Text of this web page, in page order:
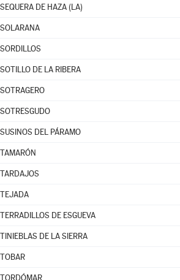
SEQUERA DE HAZA (LA)
SOLARANA
SORDILLOS
SOTILLO DE LA RIBERA
SOTRAGERO
SOTRESGUDO
SUSINOS DEL PÁRAMO
TAMARÓN
TARDAJOS
TEJADA
TERRADILLOS DE ESGUEVA
TINIEBLAS DE LA SIERRA
TOBAR
TORDÓMAR